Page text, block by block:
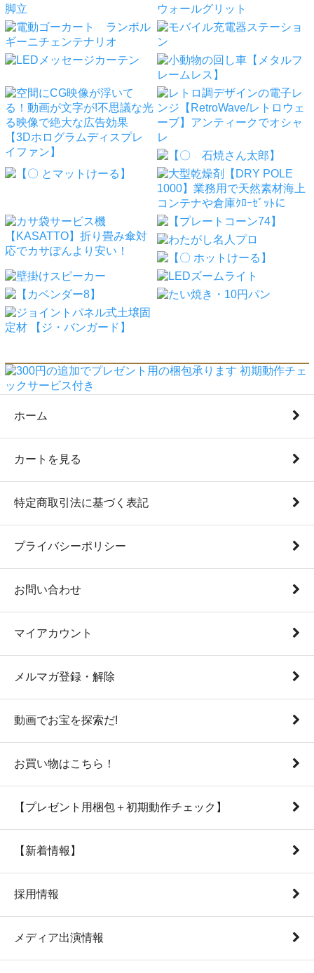
ホーム
カートを見る
特定商取引法に基づく表記
プライバシーポリシー
お問い合わせ
マイアカウント
メルマガ登録・解除
動画でお宝を探索だ!
お買い物はこちら！
【プレゼント用梱包＋初期動作チェック】
【新着情報】
採用情報
メディア出演情報